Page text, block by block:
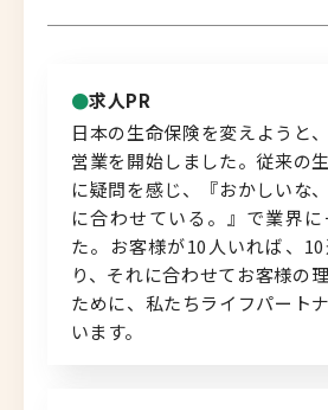
北海道へのU・Iター
キャリアマップ
転職の体験談
転職と年収のハナシ
転職コラム
求人PR
日本の生命保険を変えようと
営業を開始しました。従来の
に疑問を感じ、『おかしいな
に合わせている。』で業界
た。お客様が10人いれば、
り、それに合わせてお客様の
ために、私たちライフパート
います。